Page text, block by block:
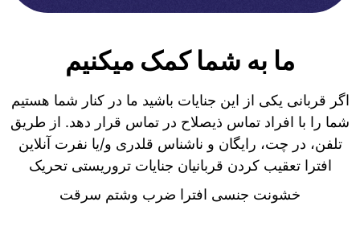
ما به شما کمک میکنیم
اگر قربانی یکی از این جنایات باشید ما در کنار شما هستیم
شما را با افراد تماس ذیصلاح در تماس قرار دهد. از طریق
تلفن، در چت، رایگان و ناشناس قلدری و/یا نفرت آنلاین
افترا تعقیب کردن قربانیان جنایات تروریستی تحریک
خشونت جنسی افترا ضرب وشتم سرقت